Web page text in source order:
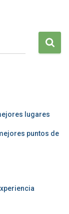
lugares
puntos de